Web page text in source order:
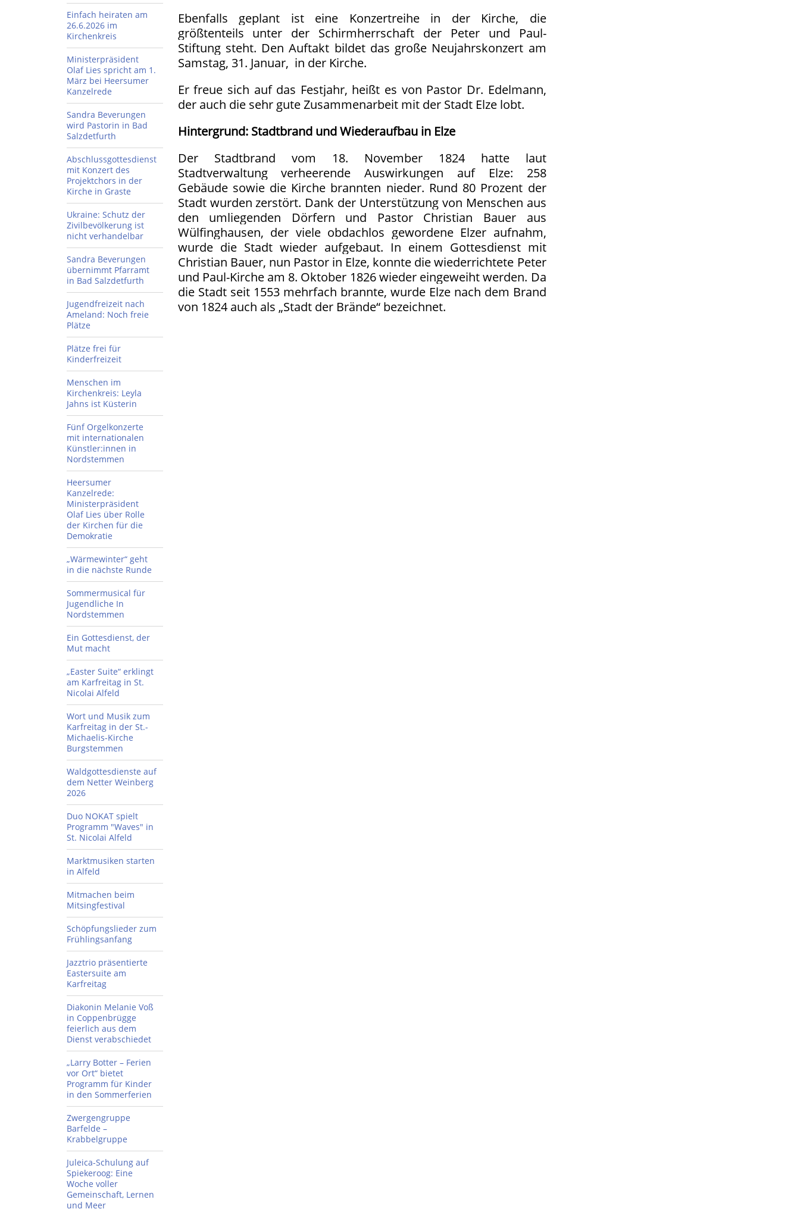
Einfach heiraten am
26.6.2026 im
Kirchenkreis
Ministerpräsident
Olaf Lies spricht am 1.
März bei Heersumer
Kanzelrede
Sandra Beverungen
wird Pastorin in Bad
Salzdetfurth
Abschlussgottesdienst
mit Konzert des
Projektchors in der
Kirche in Graste
Ukraine: Schutz der
Zivilbevölkerung ist
nicht verhandelbar
Sandra Beverungen
übernimmt Pfarramt
in Bad Salzdetfurth
Jugendfreizeit nach
Ameland: Noch freie
Plätze
Plätze frei für
Kinderfreizeit
Menschen im
Kirchenkreis: Leyla
Jahns ist Küsterin
Fünf Orgelkonzerte
mit internationalen
Künstler:innen in
Nordstemmen
Heersumer
Kanzelrede:
Ministerpräsident
Olaf Lies über Rolle
der Kirchen für die
Demokratie
„Wärmewinter“ geht
in die nächste Runde
Sommermusical für
Jugendliche In
Nordstemmen
Ein Gottesdienst, der
Mut macht
„Easter Suite“ erklingt
am Karfreitag in St.
Nicolai Alfeld
Wort und Musik zum
Karfreitag in der St.-
Michaelis-Kirche
Burgstemmen
Waldgottesdienste auf
dem Netter Weinberg
2026
Duo NOKAT spielt
Programm "Waves" in
St. Nicolai Alfeld
Marktmusiken starten
in Alfeld
Mitmachen beim
Mitsingfestival
Schöpfungslieder zum
Frühlingsanfang
Jazztrio präsentierte
Eastersuite am
Karfreitag
Diakonin Melanie Voß
in Coppenbrügge
feierlich aus dem
Dienst verabschiedet
„Larry Botter – Ferien
vor Ort“ bietet
Programm für Kinder
in den Sommerferien
Zwergengruppe
Barfelde –
Krabbelgruppe
Juleica-Schulung auf
Spiekeroog: Eine
Woche voller
Gemeinschaft, Lernen
und Meer
Ebenfalls geplant ist eine Konzertreihe in der Kirche, die
größtenteils unter der Schirmherrschaft der Peter und Paul-
Stiftung steht. Den Auftakt bildet das große Neujahrskonzert am
Samstag, 31. Januar, in der Kirche.
Er freue sich auf das Festjahr, heißt es von Pastor Dr. Edelmann,
der auch die sehr gute Zusammenarbeit mit der Stadt Elze lobt.
Hintergrund: Stadtbrand und Wiederaufbau in Elze
Der Stadtbrand vom 18. November 1824 hatte laut
Stadtverwaltung verheerende Auswirkungen auf Elze: 258
Gebäude sowie die Kirche brannten nieder. Rund 80 Prozent der
Stadt wurden zerstört. Dank der Unterstützung von Menschen aus
den umliegenden Dörfern und Pastor Christian Bauer aus
Wülfinghausen, der viele obdachlos gewordene Elzer aufnahm,
wurde die Stadt wieder aufgebaut. In einem Gottesdienst mit
Christian Bauer, nun Pastor in Elze, konnte die wiederrichtete Peter
und Paul-Kirche am 8. Oktober 1826 wieder eingeweiht werden. Da
die Stadt seit 1553 mehrfach brannte, wurde Elze nach dem Brand
von 1824 auch als „Stadt der Brände“ bezeichnet.